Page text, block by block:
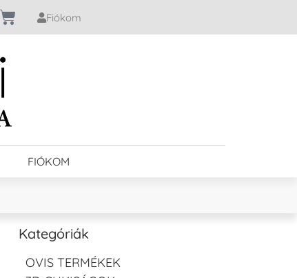
Fiókom
FIÓKOM
Kategóriák
OVIS TERMÉKEK